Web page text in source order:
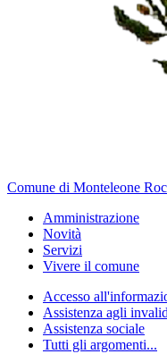
Comune di Monteleone
Amministrazione
Novità
Servizi
Vivere il comune
Accesso
Assistenza agli
Assistenza sociale
Tutti gli argomenti...